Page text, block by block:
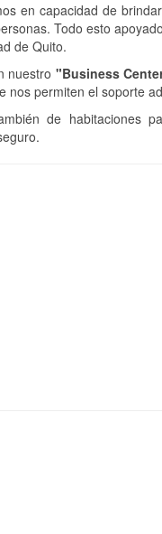
en capacidad de
Todo esto
de Quito.
nuestro "Business
nos permiten el soporte
de habitaciones